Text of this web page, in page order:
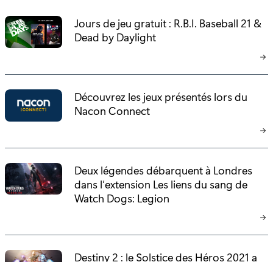
i
e
Jours de jeu gratuit : R.B.I. Baseball 21 &
Dead by Daylight
Découvrez les jeux présentés lors du
Nacon Connect
Deux légendes débarquent à Londres
dans l’extension Les liens du sang de
Watch Dogs: Legion
Destiny 2 : le Solstice des Héros 2021 a